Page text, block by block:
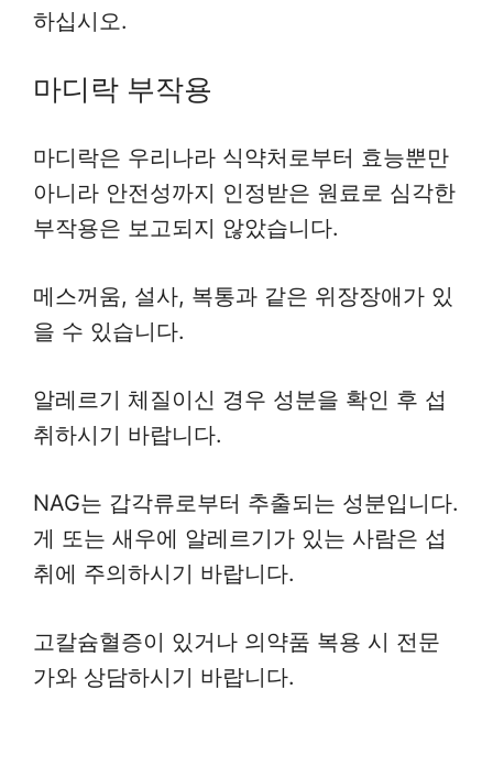
하십시오.
마디락 부작용
마디락은 우리나라 식약처로부터 효능뿐만
아니라 안전성까지 인정받은 원료로 심각한
부작용은 보고되지 않았습니다.
메스꺼움, 설사, 복통과 같은 위장장애가 있
을 수 있습니다.
알레르기 체질이신 경우 성분을 확인 후 섭
취하시기 바랍니다.
NAG는 갑각류로부터 추출되는 성분입니다.
게 또는 새우에 알레르기가 있는 사람은 섭
취에 주의하시기 바랍니다.
고칼슘혈증이 있거나 의약품 복용 시 전문
가와 상담하시기 바랍니다.